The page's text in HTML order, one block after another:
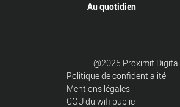
Au quotidien
@2025 Proximit Digital
Politique de confidentialité
Mentions légales
CGU du wifi public